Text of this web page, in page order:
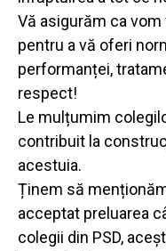
Vă asigurăm ca
pentru a vă oferi
performanței,
respect!
Le mulțumim
contribuit la
acestuia.
Ținem să
acceptat preluarea
colegii din PSD,